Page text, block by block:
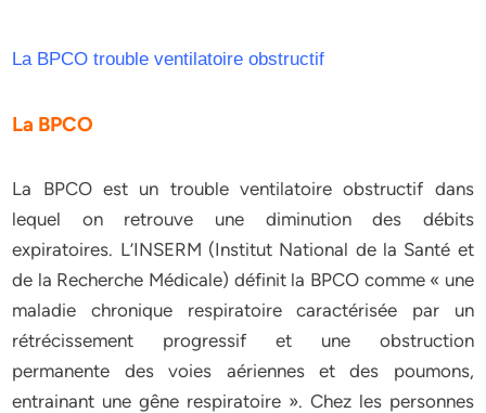
La BPCO trouble ventilatoire obstructif
La BPCO
La BPCO est un trouble ventilatoire obstructif dans
lequel on retrouve une diminution des débits
expiratoires. L’INSERM (Institut National de la Santé et
de la Recherche Médicale) définit la BPCO comme « une
maladie chronique respiratoire caractérisée par un
rétrécissement progressif et une obstruction
permanente des voies aériennes et des poumons,
entrainant une gêne respiratoire ». Chez les personnes